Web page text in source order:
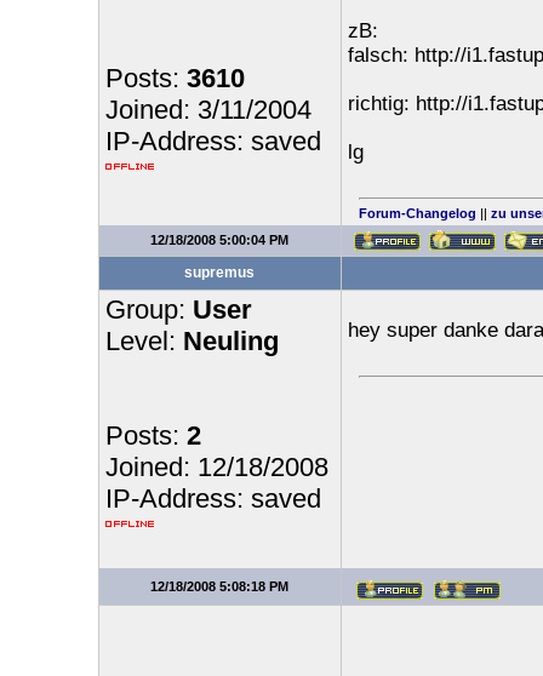
Posts: 3610
Joined: 3/11/2004
IP-Address: saved
zB:
falsch: http://
richtig: http://
lg
Forum-Changelog || zu
12/18/2008 5:00:04 PM
supremus
Group: User
Level: Neuling
Posts: 2
Joined: 12/18/2008
IP-Address: saved
hey super danke
12/18/2008 5:08:18 PM